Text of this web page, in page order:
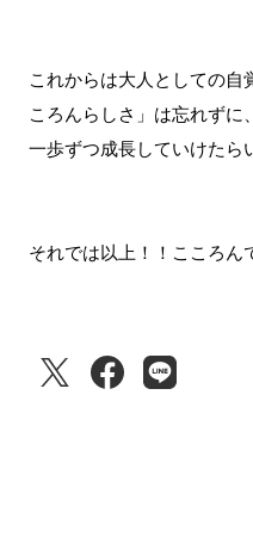
これからは大人としての自
ころんらしさ」は忘れずに、
一歩ずつ成長していけた
それでは以上！！こころ